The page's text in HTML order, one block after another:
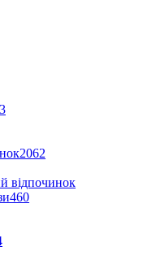
2062
відпочинок
460